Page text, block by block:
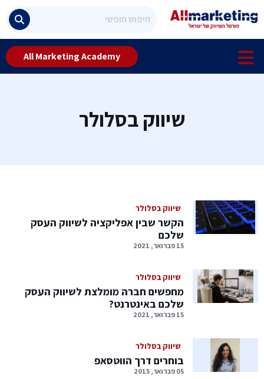
All Marketing Academy
שיווק בסלולר
שיווק בסלולר
הקשר שבין אפליקציה לשיווק העסק
שלכם
15 פברואר, 2021
שיווק בסלולר
מחפשים חברה מומלצת לשיווק העסק
שלכם באינטרנט?
15 פברואר, 2021
שיווק בסלולר
בוחרים דרך הווטסאפ
05 פברואר, 2015